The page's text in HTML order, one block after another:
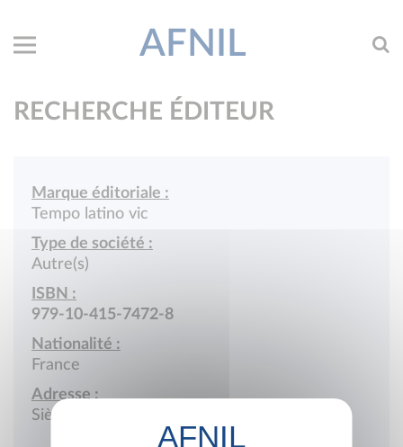
AFNIL
RECHERCHE ÉDITEUR
Marque éditoriale :
Tempo latino vic
Type de société :
Autre(s)
ISBN :
979-10-415-7472-8
Nationalité :
France
Adresse :
Siège social